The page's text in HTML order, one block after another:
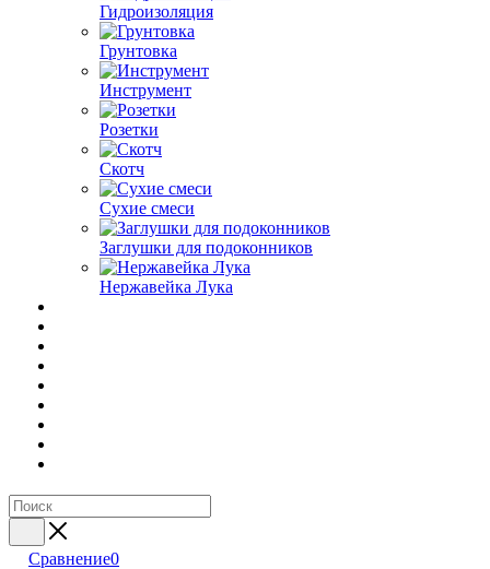
Гидроизоляция
Грунтовка
Инструмент
Розетки
Скотч
Сухие смеси
Заглушки для подоконников
Нержавейка Лука
Сравнение0